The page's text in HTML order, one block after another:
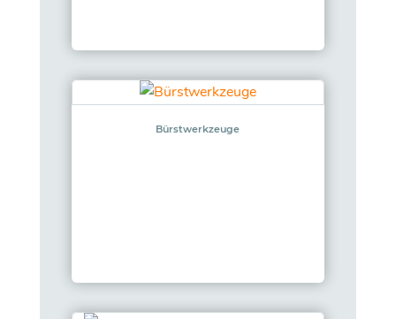
Bürstwerkzeuge